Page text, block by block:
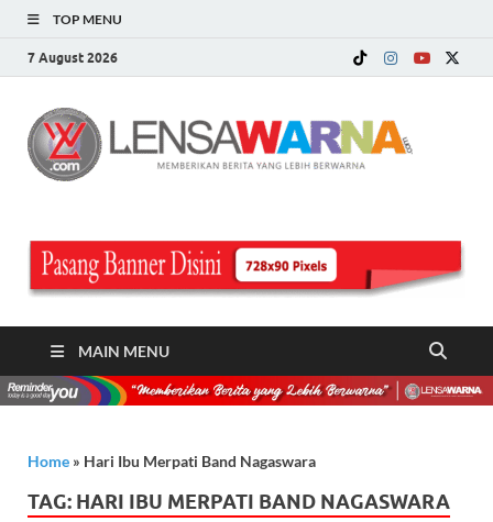
TOP MENU
7 August 2026
MAIN MENU
Home » Hari Ibu Merpati Band Nagaswara
TAG: HARI IBU MERPATI BAND NAGASWARA